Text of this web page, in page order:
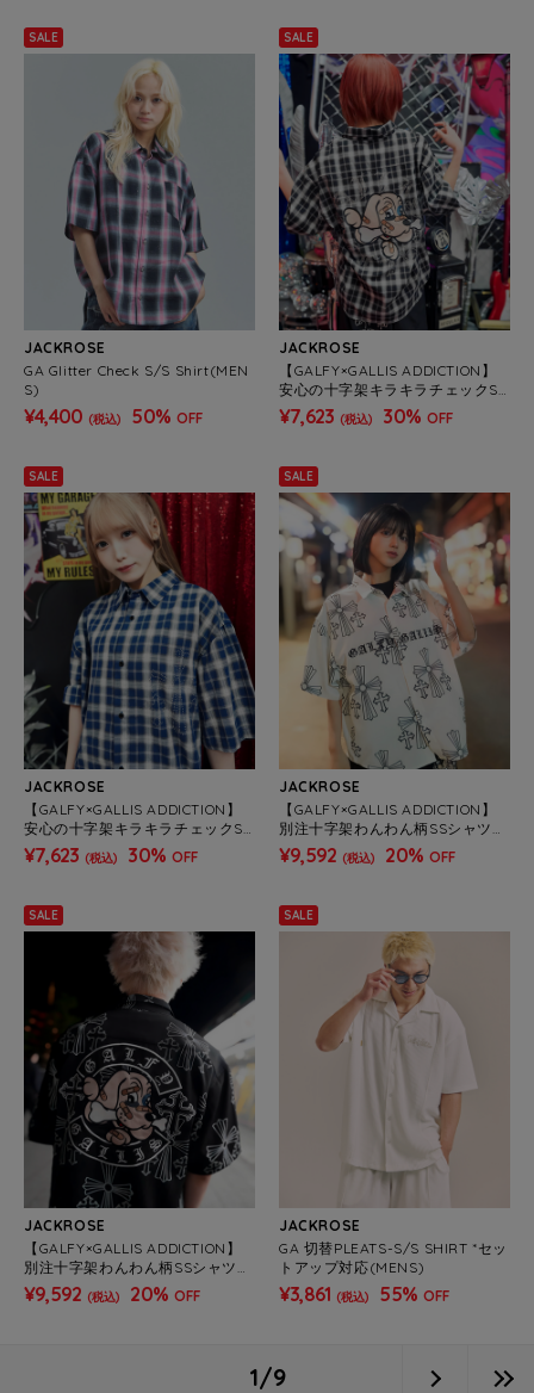
SALE
JACKROSE
GA Glitter Check S/S Shirt(MEN
S)
¥4,400 (税込) 50% OFF
SALE
JACKROSE
【GALFY×GALLIS ADDICTION】
安心の十字架キラキラチェックSS
シャツ(MENS)
¥7,623 (税込) 30% OFF
SALE
JACKROSE
【GALFY×GALLIS ADDICTION】
安心の十字架キラキラチェックSS
シャツ(MENS)
¥7,623 (税込) 30% OFF
SALE
JACKROSE
【GALFY×GALLIS ADDICTION】
別注十字架わんわん柄SSシャツ
(MENS)
¥9,592 (税込) 20% OFF
SALE
JACKROSE
【GALFY×GALLIS ADDICTION】
別注十字架わんわん柄SSシャツ
(MENS)
¥9,592 (税込) 20% OFF
SALE
JACKROSE
GA 切替PLEATS-S/S SHIRT *セッ
トアップ対応(MENS)
¥3,861 (税込) 55% OFF
1/9